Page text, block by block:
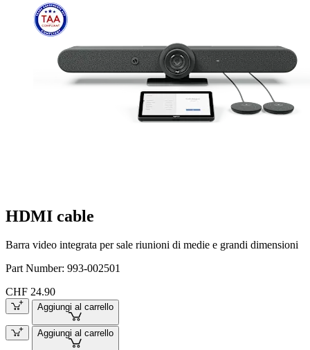
HDMI cable
Barra video integrata per sale riunioni di medie e grandi dimensioni
Part Number: 993-002501
CHF 24.90
Aggiungi al carrello
Aggiungi al carrello